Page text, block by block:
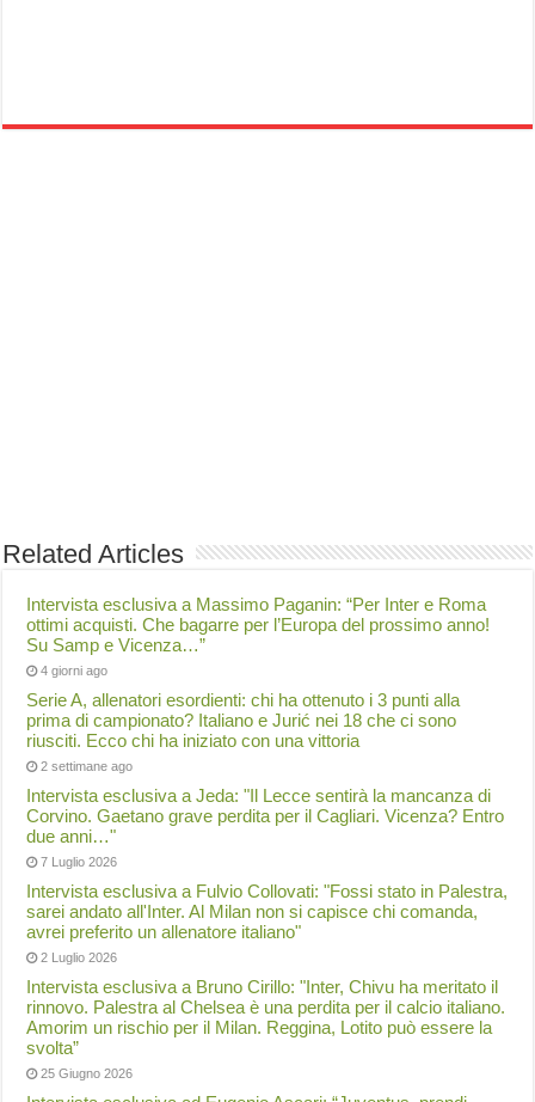
Related Articles
Intervista esclusiva a Massimo Paganin: “Per Inter e Roma
ottimi acquisti. Che bagarre per l’Europa del prossimo anno!
Su Samp e Vicenza…”
4 giorni ago
Serie A, allenatori esordienti: chi ha ottenuto i 3 punti alla
prima di campionato? Italiano e Jurić nei 18 che ci sono
riusciti. Ecco chi ha iniziato con una vittoria
2 settimane ago
Intervista esclusiva a Jeda: "Il Lecce sentirà la mancanza di
Corvino. Gaetano grave perdita per il Cagliari. Vicenza? Entro
due anni…"
7 Luglio 2026
Intervista esclusiva a Fulvio Collovati: "Fossi stato in Palestra,
sarei andato all'Inter. Al Milan non si capisce chi comanda,
avrei preferito un allenatore italiano"
2 Luglio 2026
Intervista esclusiva a Bruno Cirillo: "Inter, Chivu ha meritato il
rinnovo. Palestra al Chelsea è una perdita per il calcio italiano.
Amorim un rischio per il Milan. Reggina, Lotito può essere la
svolta”
25 Giugno 2026